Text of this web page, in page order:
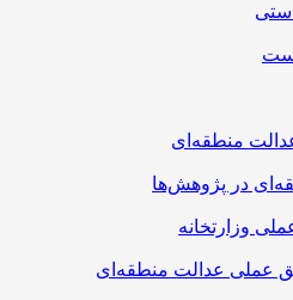
منطقه‌ای
در پژوهش‌ها
وزارتخانه
عدالت منطقه‌ای